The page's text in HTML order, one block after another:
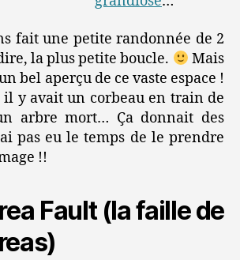
fait une petite randonnée de 2
la plus petite boucle.
Mais
bel aperçu de ce vaste espace !
y avait un corbeau en train de
arbre mort… Ça donnait des
pas eu le temps de le prendre
!!
Fault (la faille de